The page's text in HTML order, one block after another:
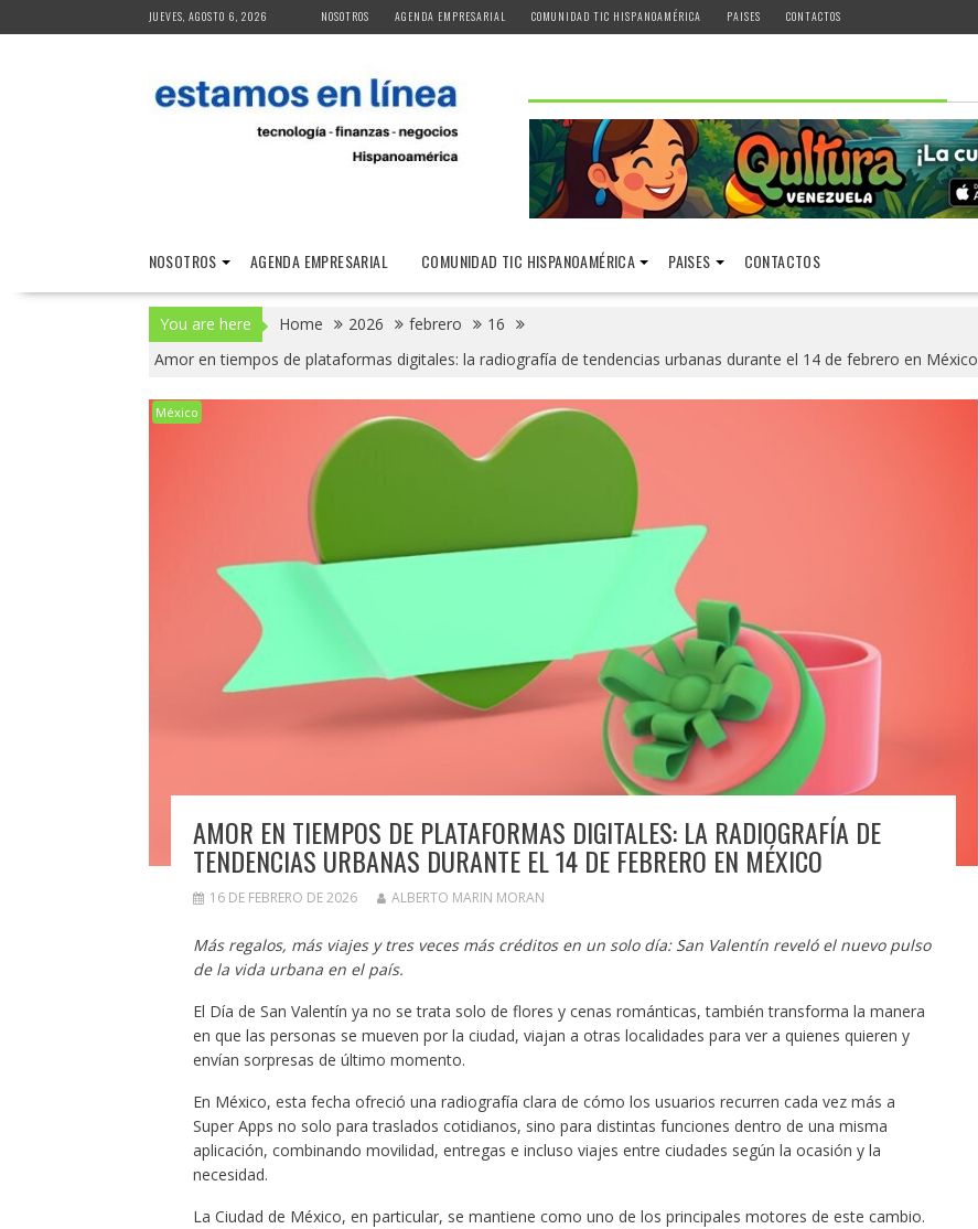
to
JUEVES, AGOSTO 6, 2026 NOSOTROS AGENDA EMPRESARIAL COMUNIDAD TIC HISPANOAMÉRICA PAISES CONTACTOS
NOSOTROS AGENDA EMPRESARIAL COMUNIDAD TIC HISPANOAMÉRICA PAISES CONTACTOS
You are here Home 2026 febrero
16
Amor en tiempos de plataformas digitales: la radiografía de tendencias urbanas durante el 14 de febrero en México
México
AMOR EN TIEMPOS DE PLATAFORMAS DIGITALES: LA RADIOGRAFÍA DE
TENDENCIAS URBANAS DURANTE EL 14 DE FEBRERO EN MÉXICO
16 DE FEBRERO DE 2026 ALBERTO MARIN MORAN
Más regalos, más viajes y tres veces más créditos en un solo día: San Valentín reveló el nuevo pulso
de la vida urbana en el país.
El Día de San Valentín ya no se trata solo de flores y cenas románticas, también transforma la manera
en que las personas se mueven por la ciudad, viajan a otras localidades para ver a quienes quieren y
envían sorpresas de último momento.
En México, esta fecha ofreció una radiografía clara de cómo los usuarios recurren cada vez más a
Super Apps no solo para traslados cotidianos, sino para distintas funciones dentro de una misma
aplicación, combinando movilidad, entregas e incluso viajes entre ciudades según la ocasión y la
necesidad.
La Ciudad de México, en particular, se mantiene como uno de los principales motores de este cambio.